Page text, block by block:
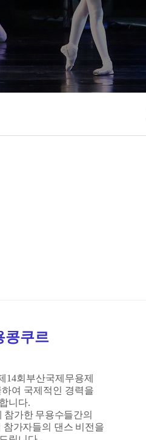
콩쿠르​
14회부산국제무용제
여 국제적인 경력을
니다.
참가한 무용수들간의
가자들의 댄스 비전을